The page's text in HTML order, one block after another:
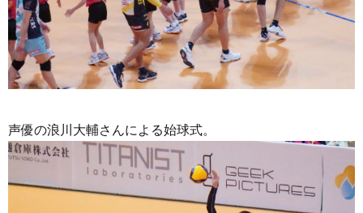
声優の浪川大輔さんによる始球式。